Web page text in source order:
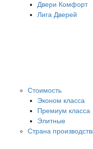
Двери Комфорт
Лига Дверей
Стоимость
Эконом класса
Премиум класса
Элитные
Страна